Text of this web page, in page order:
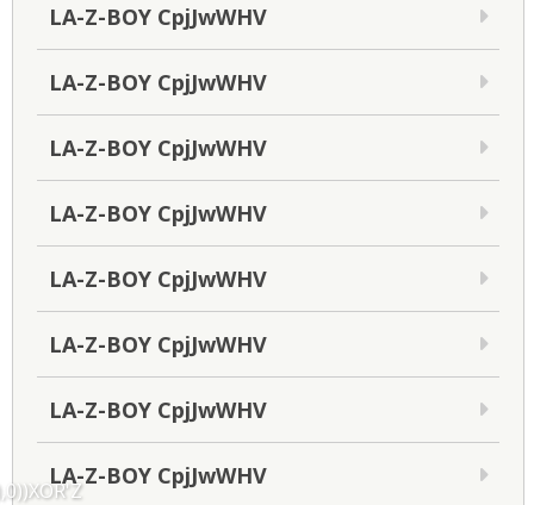
LA-Z-BOY CpjJwWHV
LA-Z-BOY CpjJwWHV
LA-Z-BOY CpjJwWHV
LA-Z-BOY CpjJwWHV
LA-Z-BOY CpjJwWHV
LA-Z-BOY CpjJwWHV
LA-Z-BOY CpjJwWHV
LA-Z-BOY CpjJwWHV